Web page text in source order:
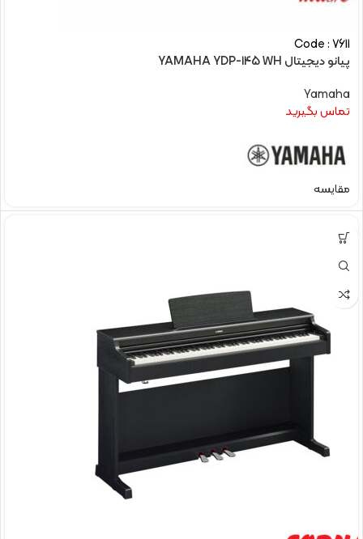
Code : 7611
پیانو دیجیتال YAMAHA YDP-145 WH
Yamaha
تماس بگیرید
مقایسه